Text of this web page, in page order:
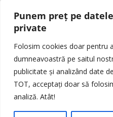
Punem preț pe
private
Folosim cookies doar pentru
dumneavoastră pe saitul
publicitate și analizând date
TOT, acceptați doar să
analiză. Atât!
Email: infohd20@gmail.com
Website: www.replicahd.ro